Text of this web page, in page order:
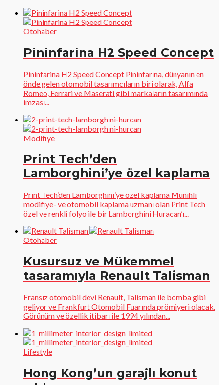
Otohaber
Pininfarina H2 Speed Concept
Pininfarina H2 Speed Concept Pininfarina, dünyanın en
önde gelen otomobil tasarımcıların biri olarak, Alfa
Romeo, Ferrari ve Maserati gibi markaların tasarımında
imzası...
Modifiye
Print Tech’den
Lamborghini’ye özel kaplama
Print Tech’den Lamborghini’ye özel kaplama Münihli
modifiye- ve otomobil kaplama uzmanı olan Print Tech
özel ve renkli folyo ile bir Lamborghini Huracan’ı...
Otohaber
Kusursuz ve Mükemmel
tasaramıyla Renault Talisman
Fransız otomobil devi Renault, Talisman ile bomba gibi
geliyor ve Frankfurt Otomobil Fuarında prömiyeri olacak.
Görünüm ve özellik itibari ile 1994 yılından...
Lifestyle
Hong Kong’un garajlı konut